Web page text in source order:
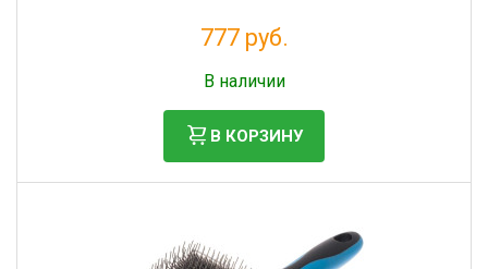
777 руб.
В наличии
В КОРЗИНУ